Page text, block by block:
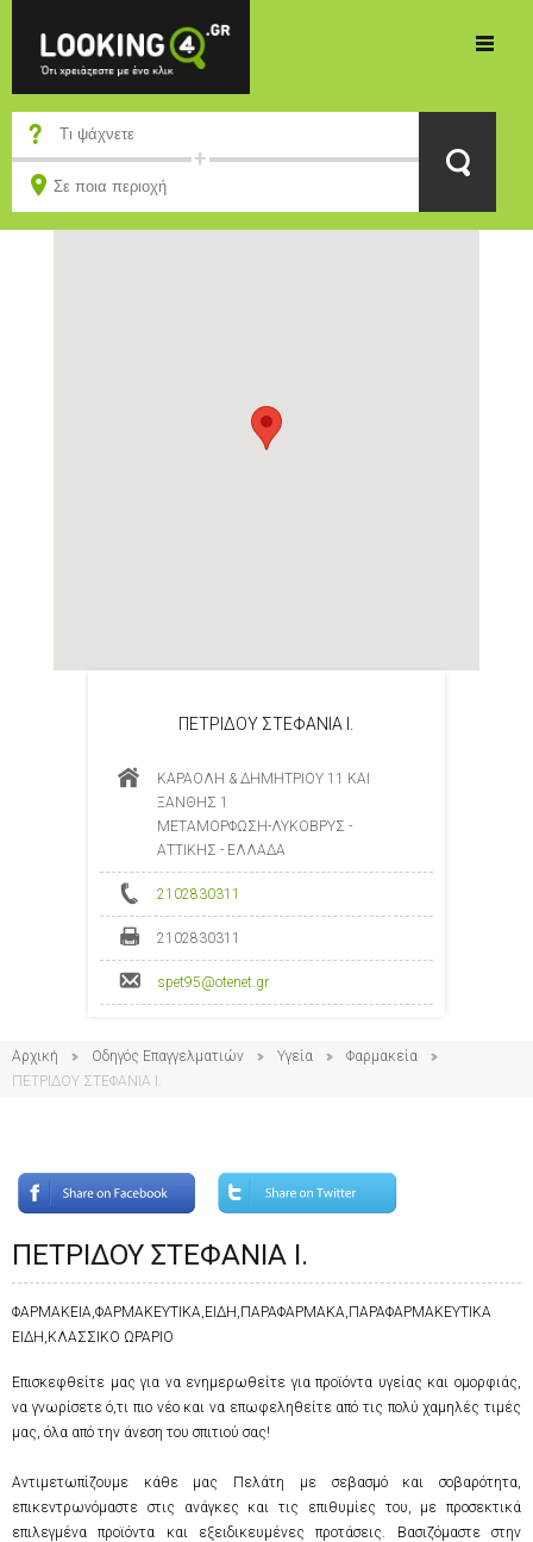
ΠΕΤΡΙΔΟΥ ΣΤΕΦΑΝΙΑ Ι.
ΚΑΡΑΟΛΗ & ΔΗΜΗΤΡΙΟΥ 11 ΚΑΙ
ΞΑΝΘΗΣ 1
ΜΕΤΑΜΟΡΦΩΣΗ-ΛΥΚΟΒΡΥΣ -
ΑΤΤΙΚΗΣ - ΕΛΛΑΔΑ
2102830311
2102830311
spet95@otenet.gr
Αρχική Οδηγός Επαγγελματιών Υγεία
Φαρμακεία
ΠΕΤΡΙΔΟΥ ΣΤΕΦΑΝΙΑ Ι.
ΠΕΤΡΙΔΟΥ ΣΤΕΦΑΝΙΑ Ι.
ΦΑΡΜΑΚΕΙΑ,ΦΑΡΜΑΚΕΥΤΙΚΑ,ΕΙΔΗ,ΠΑΡΑΦΑΡΜΑΚΑ,ΠΑΡΑΦΑΡΜΑΚΕΥΤΙΚΑ
ΕΙΔΗ,ΚΛΑΣΣΙΚΟ ΩΡΑΡΙΟ
Επισκεφθείτε μας για να ενημερωθείτε για προϊόντα υγείας και ομορφιάς,
να γνωρίσετε ό,τι πιο νέο και να επωφεληθείτε από τις πολύ χαμηλές τιμές
μας, όλα από την άνεση του σπιτιού σας!
Αντιμετωπίζουμε κάθε μας Πελάτη με σεβασμό και σοβαρότητα,
επικεντρωνόμαστε στις ανάγκες και τις επιθυμίες του, με προσεκτικά
επιλεγμένα προϊόντα και εξειδικευμένες προτάσεις. Βασιζόμαστε στην